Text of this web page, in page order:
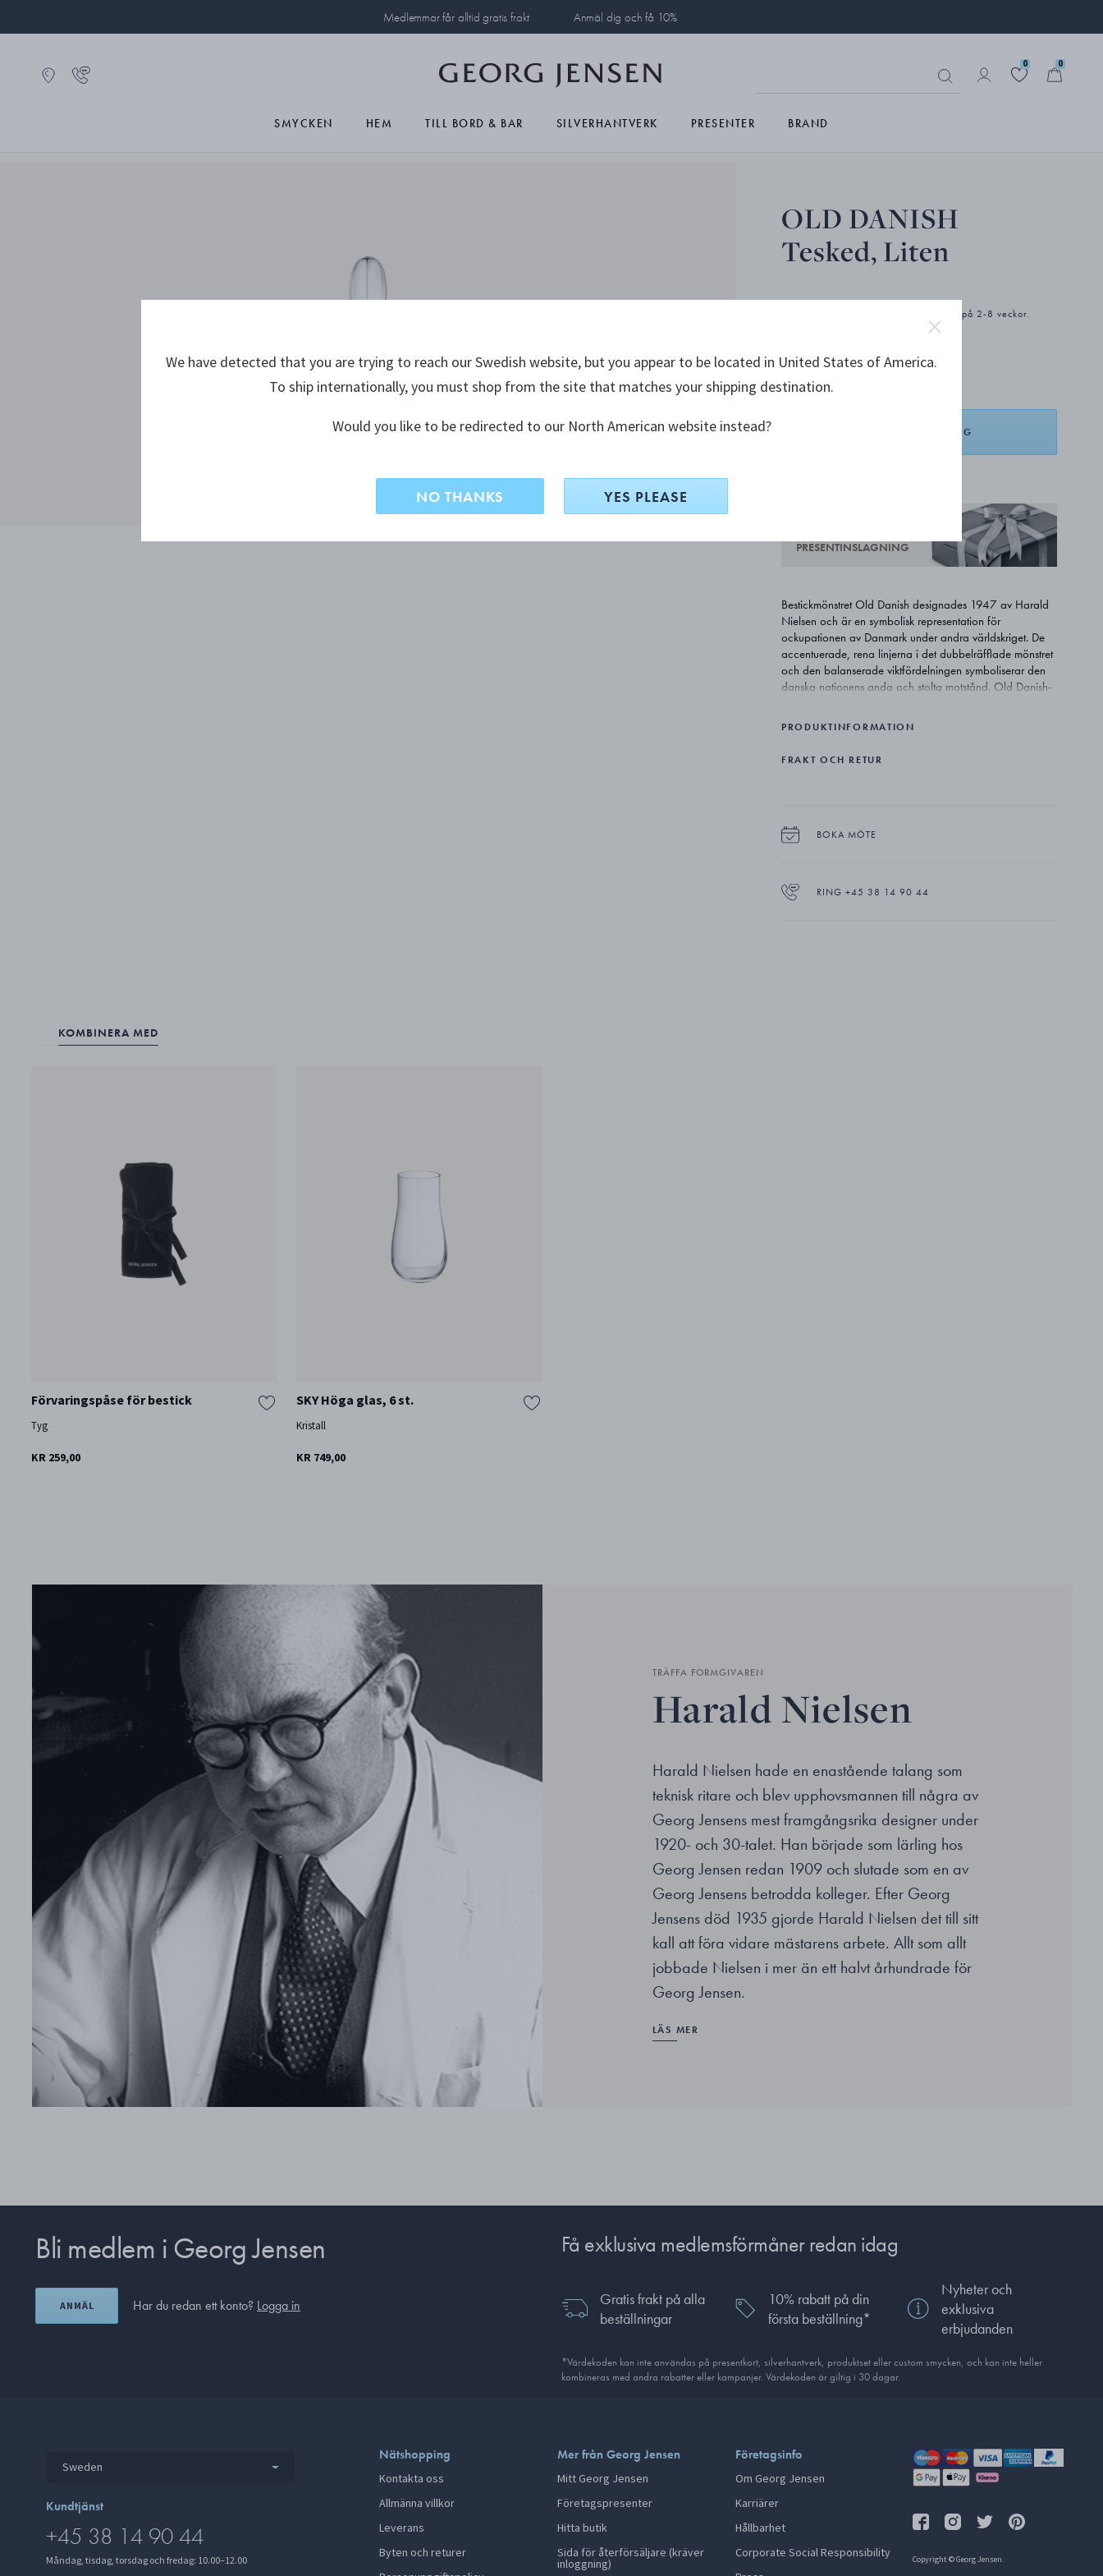
Medlemmar får alltid gratis frakt Anmäl dig och få 10%
0 0
SMYCKEN HEM TILL BORD & BAR SILVERHANTVERK PRESENTER BRAND
OLD DANISH
Tesked, Liten
Produkten har en förlängd leveranstid på 2-8 veckor.
kr 2 500,00
LÄGG I VARUKORG
PRESENTINSLAGNING
Bestickmönstret Old Danish designades 1947 av Harald
Nielsen och är en symbolisk representation för
ockupationen av Danmark under andra världskriget. De
accentuerade, rena linjerna i det dubbelräfflade mönstret
och den balanserade viktfördelningen symboliserar den
danska nationens anda och stolta motstånd. Old Danish-
kungahuset: kung Christian X, som inte flydde kungariket
2004 gavs de i bröllopsgåva till kronprinsen och
PRODUKTINFORMATION
FRAKT OCH RETUR
BOKA MÖTE
RING +45 38 14 90 44
KOMBINERA MED
Förvaringspåse för bestick
Tyg
KR 259,00
SKY Höga glas, 6 st.
Kristall
KR 749,00
TRÄFFA FORMGIVAREN
Harald Nielsen
Harald Nielsen hade en enastående talang som
teknisk ritare och blev upphovsmannen till några av
Georg Jensens mest framgångsrika designer under
1920- och 30-talet. Han började som lärling hos
Georg Jensen redan 1909 och slutade som en av
Georg Jensens betrodda kolleger. Efter Georg
Jensens död 1935 gjorde Harald Nielsen det till sitt
kall att föra vidare mästarens arbete. Allt som allt
jobbade Nielsen i mer än ett halvt århundrade för
Georg Jensen.
LÄS MER
Bli medlem i Georg Jensen
ANMÄL Har du redan ett konto? Logga in
Få exklusiva medlemsförmåner redan idag
Gratis frakt på alla
beställningar
10% rabatt på din
första beställning*
Nyheter och
exklusiva
erbjudanden
*Värdekoden kan inte användas på presentkort, silverhantverk, produkt­set eller custom smycken, och kan inte heller
kombineras med andra rabatter eller kampanjer. Värdekoden är giltig i 30 dagar.
Sweden
Kundtjänst
+45 38 14 90 44
Måndag, tisdag, torsdag och fredag: 10.00–12.00
Nätshopping
Kontakta oss
Allmänna villkor
Leverans
Byten och returer
Mer från Georg Jensen
Mitt Georg Jensen
Företagspresenter
Hitta butik
Sida för återförsäljare (kräver
inloggning)
Företagsinfo
Om Georg Jensen
Karriärer
Hållbarhet
Corporate Social Responsibility
Copyright © Georg Jensen.
We have detected that you are trying to reach our Swedish website, but you appear to be located in United States of America.
To ship internationally, you must shop from the site that matches your shipping destination.
Would you like to be redirected to our North American website instead?
NO THANKS YES PLEASE